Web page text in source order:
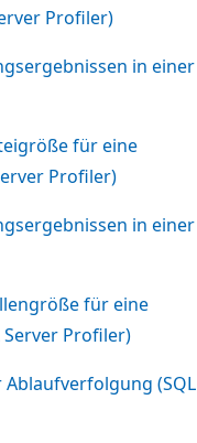
Profiler)
in einer
für eine
Profiler)
in einer
für eine
Profiler)
(SQL